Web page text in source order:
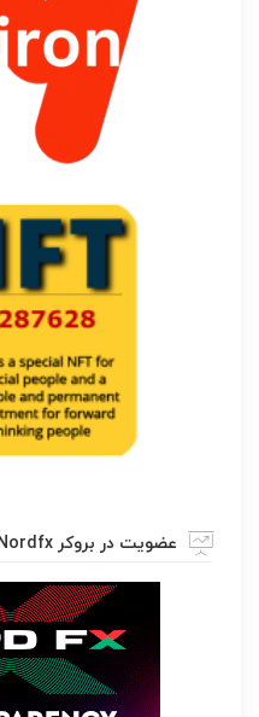
عضویت در بروکر Nordfx